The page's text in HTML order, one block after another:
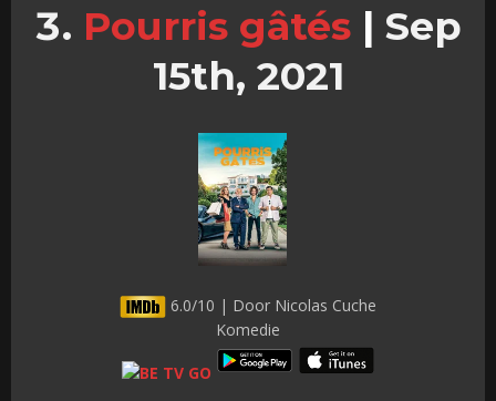
Pourris gâtés | Sep
15th, 2021
6.0/10 | Door Nicolas Cuche
Komedie